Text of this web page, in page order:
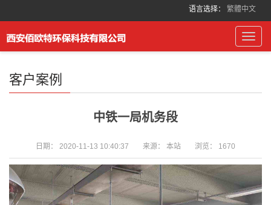
语言选择： 繁體中文
客户案例
中铁一局机务段
日期： 2020-11-13 10:40:37 来源： 本站 浏览： 1670